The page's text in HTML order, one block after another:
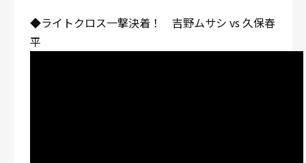
◆ライトクロス一撃決着！ 吉野ムサシ vs 久保春
平